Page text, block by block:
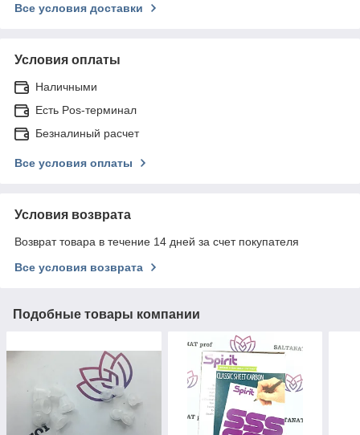
Все условия доставки
Условия оплаты
Наличными
Есть Pos-терминал
Безналиный расчет
Все условия оплаты
Условия возврата
Возврат товара в течение 14 дней за счет покупателя
Все условия возврата
Подобные товары компании